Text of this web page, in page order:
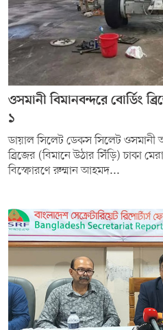
ওসমানী বিমানবন্দরে বোর্ডিং
১
ডায়াল সিলেট ডেকস সিলেট ওসমানী
ব্রিজের (বিমানে উঠার সিঁড়ি) চাকা
বিস্ফোরণে রুম্মান আহমদ...